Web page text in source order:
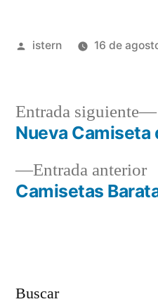
Publicado
istern 16 de
Navegación
deEntrada anterior
Camisetas
Entrada siguiente
Nueva Camiseta
Buscar